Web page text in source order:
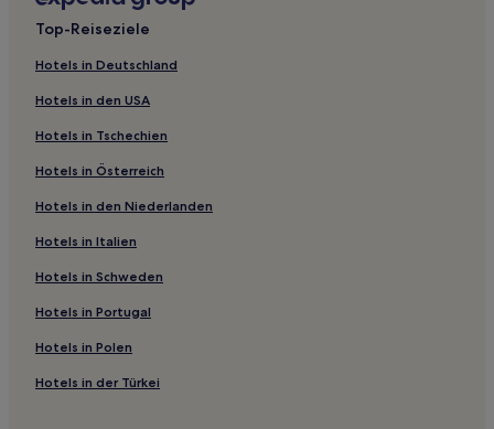
Hotels nahe Stadtkirche St. Michael
Hotels nahe Bahnhof Großschwabenhausen
Hotels nahe Bahnhof Jena
Hotels nahe Friedrich-Schiller-Universität Jena
Hotels nahe Jakobskirchhof
Schloss und Park Ettersburg Hotels
Nausnitz Hotels
Bad Sulza Hotels
Jena Hotels
Weimar Hotels
Landkreis Weimarer Land: Hotels
Hotels nahe Schillers Gartenhaus
Top-Reiseziele
Hotels in Deutschland
Hotels in den USA
Hotels in Tschechien
Hotels in Österreich
Hotels in den Niederlanden
Hotels in Italien
Hotels in Schweden
Hotels in Portugal
Hotels in Polen
Hotels in der Türkei